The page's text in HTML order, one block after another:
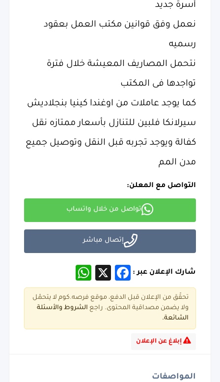
أسرة جديد
نعمل وفق قوانين مكتب العمل بعقود
رسميه
نتحمل المصاريف المعيشة خلال فترة
تواجدها فى المكتب
كما يوجد عاملات من اوغندا كينيا بنجلاديش
سيرلانكا فلبين للتنازل بأسعار ممتازه نقل
كفالة ويوجد تجربه قبل النقل وتوصيل جميع
مدن المم
التواصل مع المعلن:
تواصل من خلال واتساب
إتصال مباشر
شارك الإعلان عبر : Facebook
X
WhatsApp
تحقّق من الإعلان قبل الدفع، موقع فرصه.كوم لا يتحمّل
ولا يضمن مصداقية المحتوى. راجع الشروط والأسئلة
الشائعة.
إبلاغ عن الإعلان
المواصفات